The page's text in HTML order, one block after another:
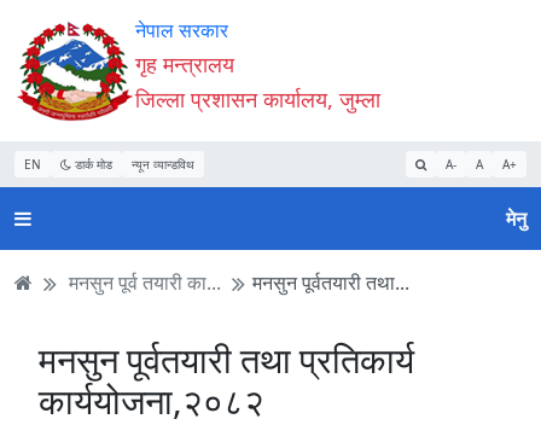
Accessibility
Mode
सुरु
गर्नुहोस्
सामाग्री
पढ्नुहाेस्
नेभिगेसन
पढ्नुहाेस्
वेबसाइट
खोजमा
जानुहोस्
नेपाल सरकार
गृह मन्त्रालय
जिल्ला प्रशासन कार्यालय, जुम्ला
EN डार्क मोड न्यून व्यान्डविथ A- A A+
मेनु
मनसुन पूर्व तयारी का... मनसुन पूर्वतयारी तथा...
मनसुन पूर्वतयारी तथा प्रतिकार्य
कार्ययोजना,२०८२